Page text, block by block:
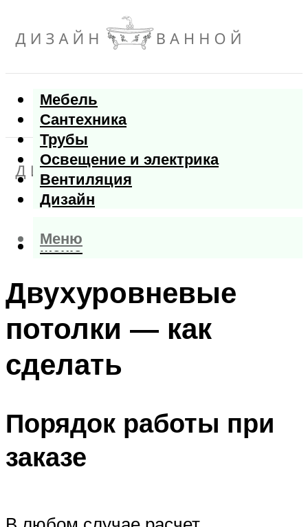
Мебель
Сантехника
Трубы
Освещение и электрика
Вентиляция
Дизайн
Меню
Меню
Двухуровневые
потолки — как
сделать
Порядок работы при
заказе